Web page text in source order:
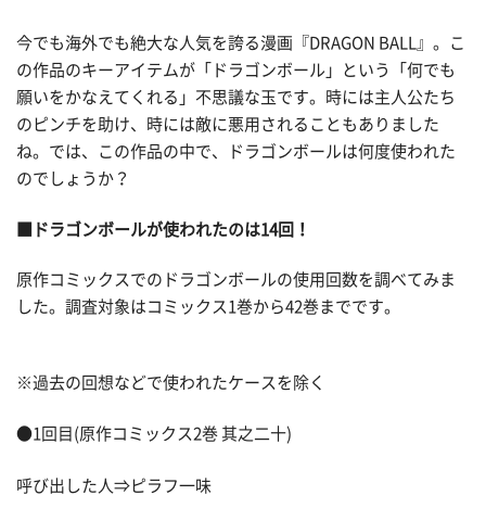
今でも海外でも絶大な人気を誇る漫画『DRAGON BALL』。こ
の作品のキーアイテムが「ドラゴンボール」という「何でも
願いをかなえてくれる」不思議な玉です。時には主人公たち
のピンチを助け、時には敵に悪用されることもありました
ね。では、この作品の中で、ドラゴンボールは何度使われた
のでしょうか？
■ドラゴンボールが使われたのは14回！
原作コミックスでのドラゴンボールの使用回数を調べてみま
した。調査対象はコミックス1巻から42巻までです。
※過去の回想などで使われたケースを除く
●1回目(原作コミックス2巻 其之二十)
呼び出した人⇒ピラフ一味